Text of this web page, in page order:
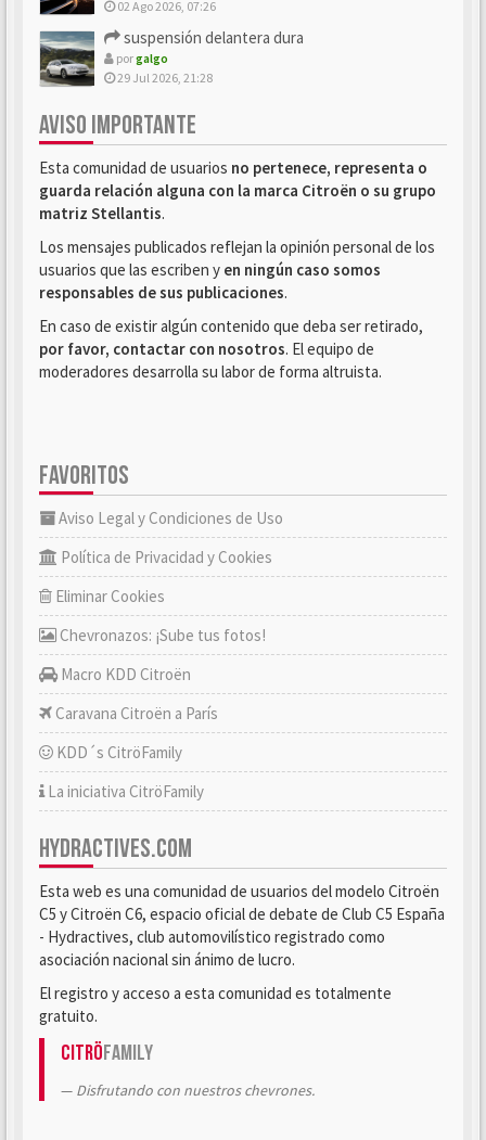
02 Ago 2026, 07:26
suspensión delantera dura
porgalgo
29 Jul 2026, 21:28
AVISO IMPORTANTE
Esta comunidad de usuarios no pertenece, representa o
guarda relación alguna con la marca Citroën o su grupo
matriz Stellantis.
Los mensajes publicados reflejan la opinión personal de los
usuarios que las escriben y en ningún caso somos
responsables de sus publicaciones.
En caso de existir algún contenido que deba ser retirado,
por favor, contactar con nosotros. El equipo de
moderadores desarrolla su labor de forma altruista.
FAVORITOS
Aviso Legal y Condiciones de Uso
Política de Privacidad y Cookies
Eliminar Cookies
Chevronazos: ¡Sube tus fotos!
Macro KDD Citroën
Caravana Citroën a París
KDD´s CitröFamily
La iniciativa CitröFamily
HYDRACTIVES.COM
Esta web es una comunidad de usuarios del modelo Citroën
C5 y Citroën C6, espacio oficial de debate de Club C5 España
- Hydractives, club automovilístico registrado como
asociación nacional sin ánimo de lucro.
El registro y acceso a esta comunidad es totalmente
gratuito.
CitröFamily
Disfrutando con nuestros chevrones.